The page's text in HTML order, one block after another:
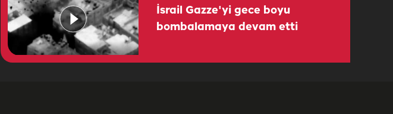
İsrail Gazze'yi gece boyu
bombalamaya devam etti